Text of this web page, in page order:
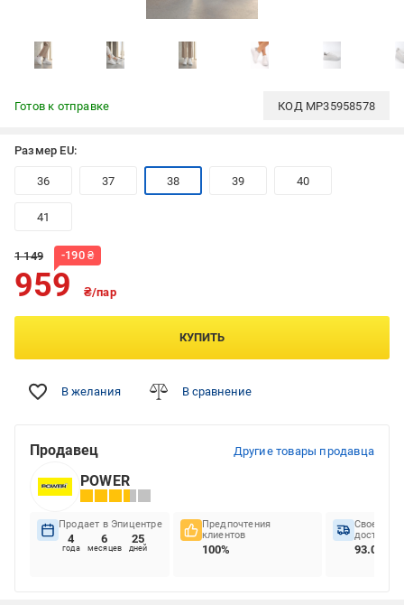
Готов к отправке КОД MP35958578
Размер EU:
36 37 38 39 40
41
1 149 -190₴
959 ₴/пар
КУПИТЬ
В желания В сравнение
Продавец Другие товары продавца
POWER
Продает в Эпицентре
4
года
6
месяцев
25
дней
Предпочтения
клиентов
100%
доставок
93.06%